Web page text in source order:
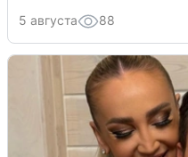
5 августа 88